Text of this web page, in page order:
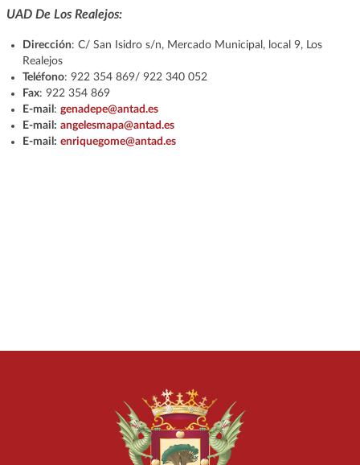
UAD De Los Realejos:
Dirección: C/ San Isidro s/n, Mercado Municipal, local 9, Los
Realejos
Teléfono: 922 354 869/ 922 340 052
Fax: 922 354 869
E-mail : genadepe@antad.es
E-mail: angelesmapa@antad.es
E-mail: enriquegome@antad.es